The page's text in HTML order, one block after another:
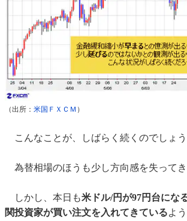
（出所： 米国ＦＸＣＭ ）
こんなことが、しばらく続くのでしょう
為替相場のほうも少し方向感を失ってき
しかし、本日も米ドル/円が97円台にな
関投資家が買い注文を入れてきているよ